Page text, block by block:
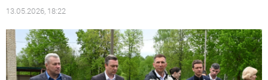
13.05.2026, 18:22